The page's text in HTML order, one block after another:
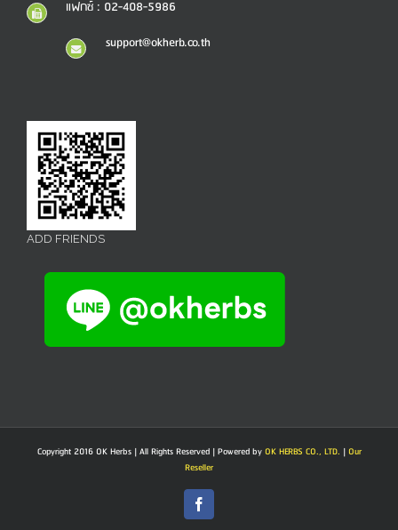
แฟกซ์ : 02-408-5986
support@okherb.co.th
ADD FRIENDS
Copyright 2016 OK Herbs | All Rights Reserved | Powered byOK HERBS CO., LTD. |Our
Reseller